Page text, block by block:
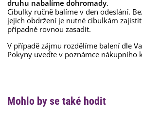
druhu nabalíme dohromady.
Cibulky ručně balíme v den odeslání.
jejich obdržení je nutné cibulkám
případně rovnou zasadit.
V případě zájmu rozdělíme balení dle
Pokyny uveďte v poznámce nákupního
Mohlo by se také hodit